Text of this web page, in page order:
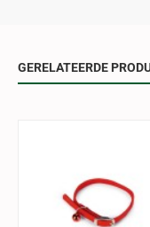
GERELATEERDE